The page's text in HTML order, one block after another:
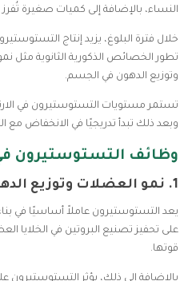
النساء، بالإضافة إلى كميات صغيرة
خلال فترة البلوغ، يزيد إنتاج
تطور الخصائص الذكورية الثانوية مثل
وتوزيع الدهون في الجسم.
تستمر مستويات التستوستيرون في
وبعد ذلك تبدأ تدريجيًا في الانخفاض مع
وظائف التستوستيرون
1. نمو العضلات وتوزيع
يعد التستوستيرون عاملاً أساسيًا في
على تحفيز تصنيع البروتين في الخلايا
قوتها.
بالإضافة إلى ذلك، يؤثر التستوستيرون